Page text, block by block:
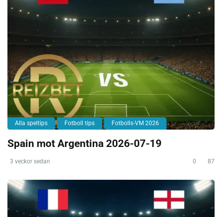
Alla speltips Fotboll tips Fotbolls-VM 2026
Spain mot Argentina 2026-07-19
3 veckor sedan 0 87